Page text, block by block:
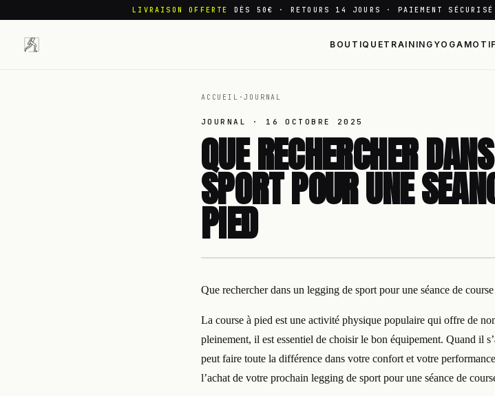
LIVRAISON OFFERTE DÈS 50€ · RETOURS 14 JOURS · PAIEMENT
BOUTIQUETRAINING YOGA
ACCUEIL ·JOURNAL
JOURNAL · 16 OCTOBRE 2025
QUE RECHERCHER
SPORT POUR UNE
PIED
Que rechercher dans un legging de sport pour une séance de
La course à pied est une activité physique populaire qui offre de
pleinement, il est essentiel de choisir le bon équipement. Quand il
peut faire toute la différence dans votre confort et votre
l’achat de votre prochain legging de sport pour une séance de